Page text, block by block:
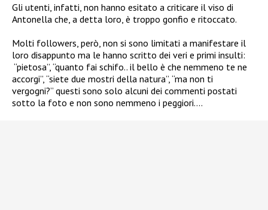
Gli utenti, infatti, non hanno esitato a criticare il viso di
Antonella che, a detta loro, è troppo gonfio e ritoccato.
Molti followers, però, non si sono limitati a manifestare il
loro disappunto ma le hanno scritto dei veri e primi insulti:
“pietosa”, “quanto fai schifo.. il bello è che nemmeno te ne
accorgi”, “siete due mostri della natura”, “ma non ti
vergogni?” questi sono solo alcuni dei commenti postati
sotto la foto e non sono nemmeno i peggiori….